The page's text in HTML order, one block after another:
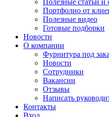
Полезные статьи и
Портфолио от
Полезные видео
Готовые подборки
Новости
О компании
Фурнитура под
Новости
Сотрудники
Вакансии
Отзывы
Написать
Контакты
Вход